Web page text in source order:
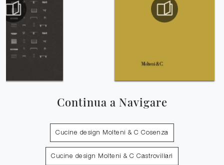
Continua a Navigare
Cucine design Molteni & C Cosenza
Cucine design Molteni & C Castrovillari